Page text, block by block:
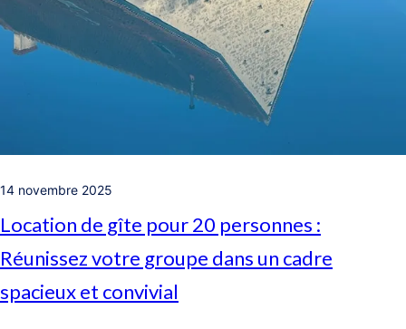
14 novembre 2025
Location de gîte pour 20 personnes :
Réunissez votre groupe dans un cadre
spacieux et convivial